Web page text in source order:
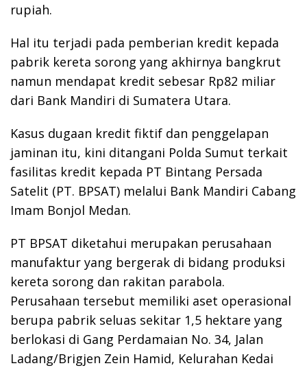
rupiah.
Hal itu terjadi pada pemberian kredit kepada
pabrik kereta sorong yang akhirnya bangkrut
namun mendapat kredit sebesar Rp82 miliar
dari Bank Mandiri di Sumatera Utara.
Kasus dugaan kredit fiktif dan penggelapan
jaminan itu, kini ditangani Polda Sumut terkait
fasilitas kredit kepada PT Bintang Persada
Satelit (PT. BPSAT) melalui Bank Mandiri Cabang
Imam Bonjol Medan.
PT BPSAT diketahui merupakan perusahaan
manufaktur yang bergerak di bidang produksi
kereta sorong dan rakitan parabola.
Perusahaan tersebut memiliki aset operasional
berupa pabrik seluas sekitar 1,5 hektare yang
berlokasi di Gang Perdamaian No. 34, Jalan
Ladang/Brigjen Zein Hamid, Kelurahan Kedai